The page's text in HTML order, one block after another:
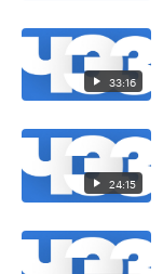
33:16
24:15